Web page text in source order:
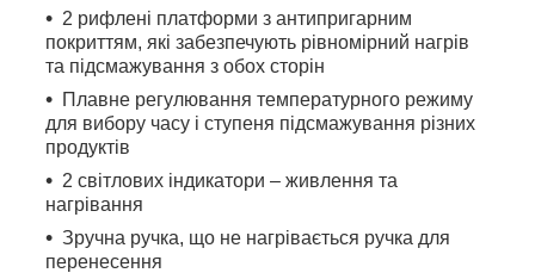
2 рифлені платформи з антипригарним
покриттям, які забезпечують рівномірний нагрів
та підсмажування з обох сторін
Плавне регулювання температурного режиму
для вибору часу і ступеня підсмажування різних
продуктів
2 світлових індикатори – живлення та
нагрівання
Зручна ручка, що не нагрівається ручка для
перенесення